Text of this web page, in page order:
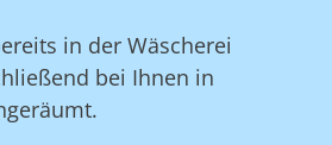
in der Wäscherei
bei Ihnen in